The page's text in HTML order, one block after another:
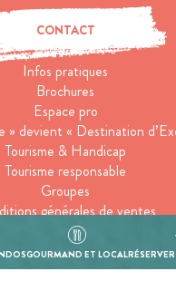
GOURMAND ET LOCAL
CONTACT
Infos pratiques
Brochures
Espace pro
» devient « Destination
Tourisme & Handicap
Tourisme responsable
Groupes
générales de ventes
Suivez-nous
vous à notre newsletter